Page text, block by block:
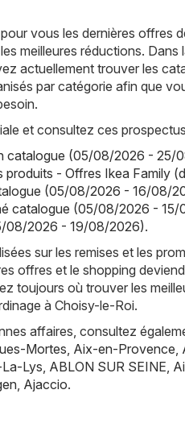
vous les dernières offres
meilleures réductions. Dans
actuellement trouver les
par catégorie afin que
et consultez ces
catalogue (05/08/2026 - 25/
produits - Offres Ikea Family
(05/08/2026 - 16/08/
catalogue (05/08/2026 - 15/
08/2026 - 19/08/2026).
sur les remises et les
offres et le shopping
toujours où trouver les
à Choisy-le-Roi.
affaires, consultez
Mortes Aix-en-Provence
Lys ABLON SUR SEINE
Ajaccio.